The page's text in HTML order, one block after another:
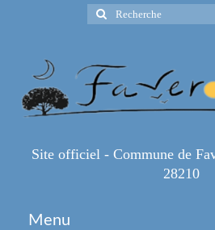
Rechercher
:
Site officiel - Commune de
28210
Menu